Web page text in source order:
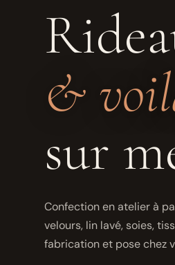
&
sur
Confection en atelier à
velours, lin lavé, soies,
fabrication et pose chez